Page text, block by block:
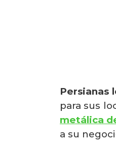
Persianas
para sus
metálica
a su